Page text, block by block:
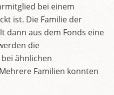
bei einem
ist. Die Familie der
dann aus dem Fonds eine
die
ähnlichen
Familien konnten